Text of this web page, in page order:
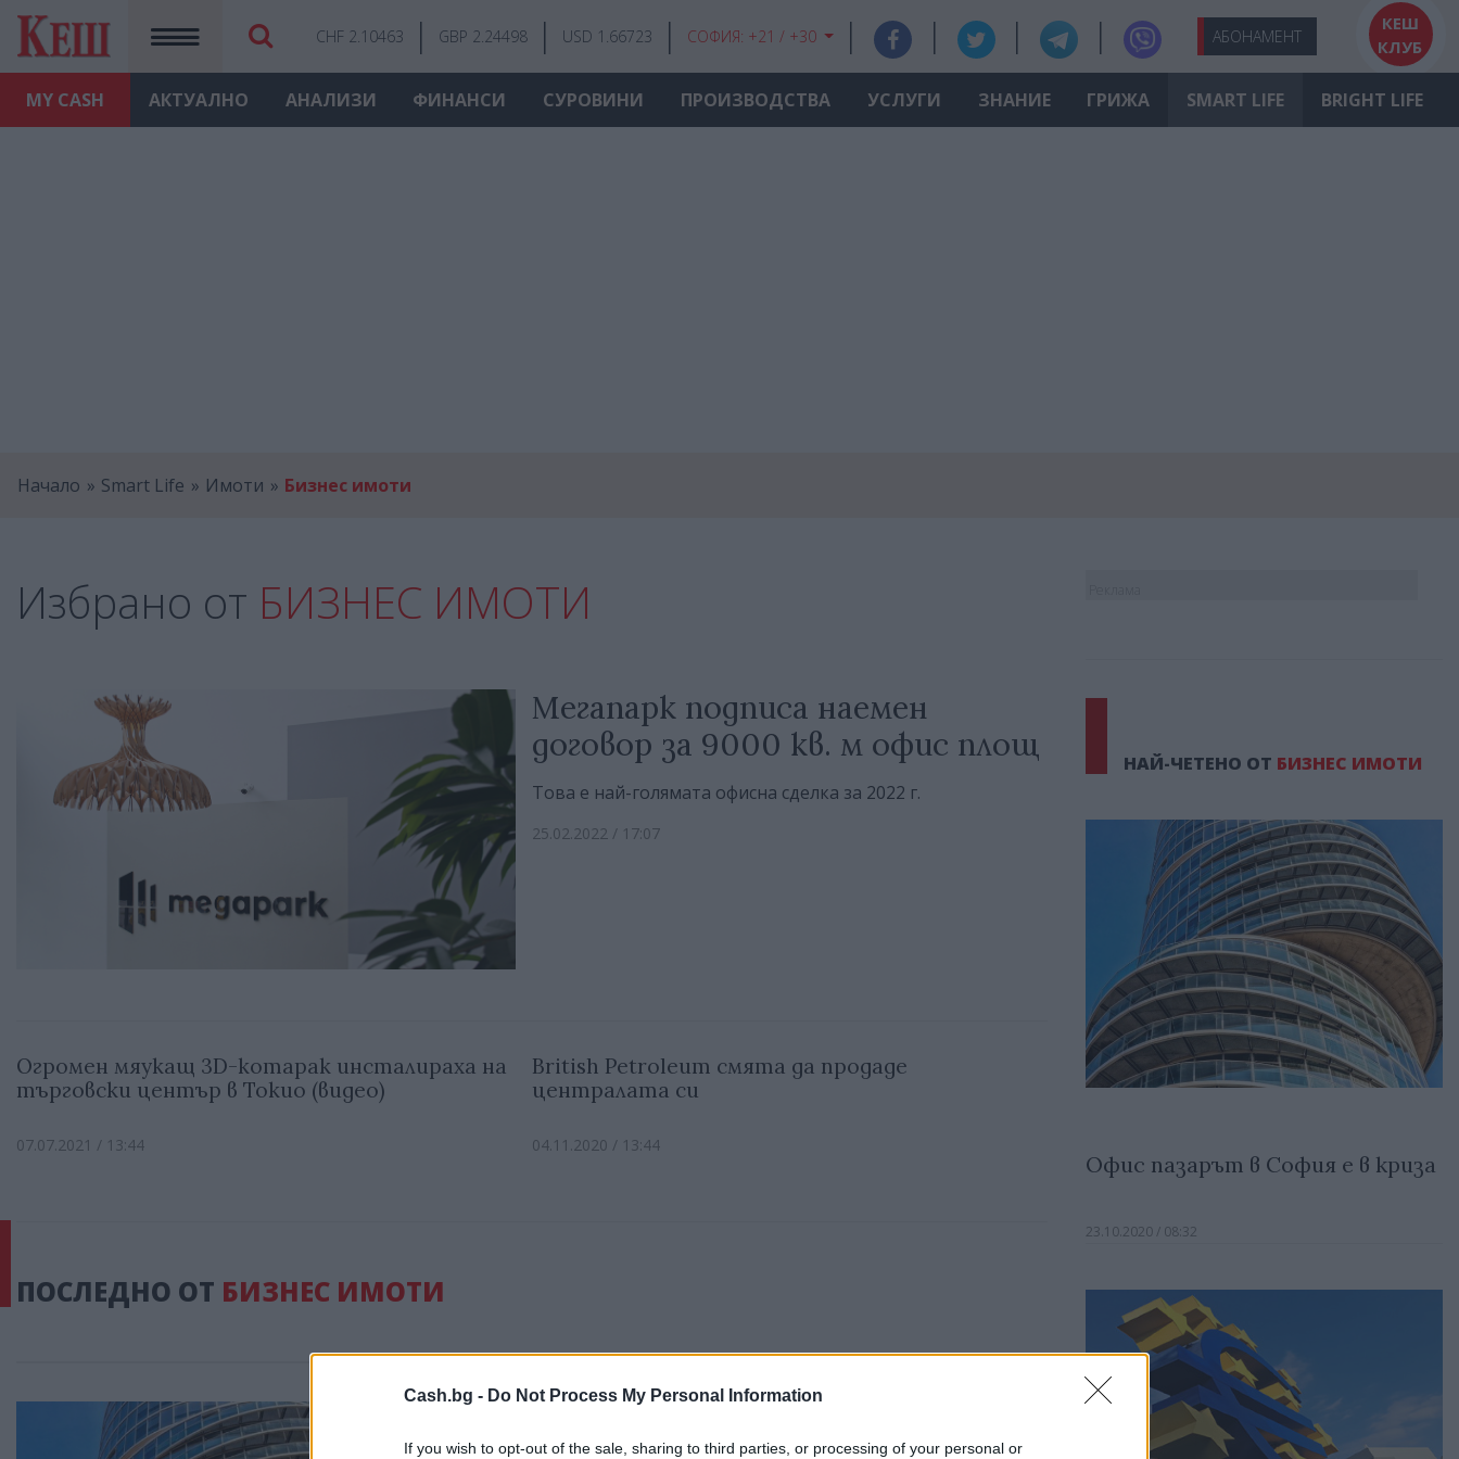
Cash.bg - Do Not Process My Personal Information
If you wish to opt-out of the sale, sharing to third parties, or processing of your personal or
MY CASH
CHF 2.10463 GBP 2.24498 USD 1.66723 СОФИЯ: +21 / +30 АБОНАМЕНТ
КЕШ
КЛУБ
АКТУАЛНО АНАЛИЗИ ФИНАНСИ СУРОВИНИ ПРОИЗВОДСТВА УСЛУГИ ЗНАНИЕ ГРИЖА SMART LIFE BRIGHT LIFE
Начало Smart Life Имоти Бизнес имоти
Избрано от БИЗНЕС ИМОТИ
Мегапарк подписа наемен
договор за 9000 кв. м офис площ
Това е най-голямата офисна сделка за 2022 г.
25.02.2022 / 17:07
Огромен мяукащ 3D-котарак инсталираха на
търговски център в Токио (видео)
07.07.2021 / 13:44
British Petroleum смята да продаде
централата си
04.11.2020 / 13:44
ПОСЛЕДНО ОТ БИЗНЕС ИМОТИ
Deutsche Bank ще затвори 20% от
пандемията
НАЙ-ЧЕТЕНО ОТ БИЗНЕС ИМОТИ
Офис пазарът в София е в криза
23.10.2020 / 08:32